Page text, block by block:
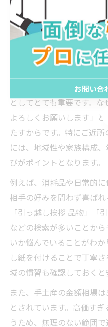
選びのポイン
引っ越しで喜ばれるご
引っ越しの際、ご近所へ
としてとても重要です。
よろしくお願いします」
たすからです。特にご近
には、地域性や家族構成
びがポイントとなります。
例えば、消耗品や日常的に
相手の好みを問わず喜ば
「引っ越し挨拶 品物」「
などの検索が多いことか
いか悩んでいることがわ
し紙を付けることで丁寧
域の慣習も確認しておくと
また、手土産の金額相場
とされています。高価す
うため、無理のない範囲
お問い合
お問い合